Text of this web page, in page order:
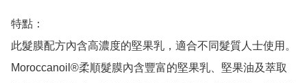
特點：
此髮膜配方內含高濃度的堅果乳，適合不同髮質人士使用。
Moroccanoil®柔順髮膜內含豐富的堅果乳、堅果油及萃取